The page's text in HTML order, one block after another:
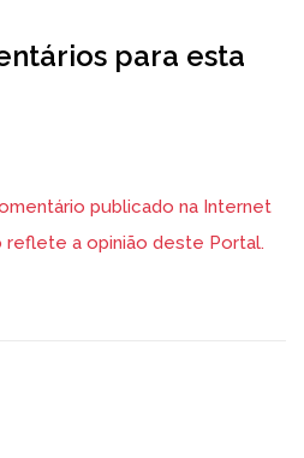
para esta
publicado na Internet
reflete a opinião deste Portal.